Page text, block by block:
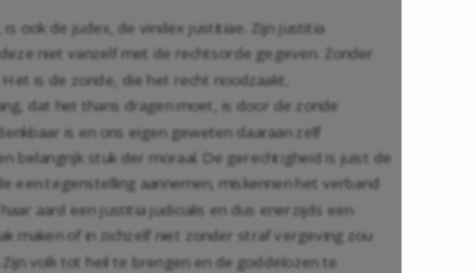
ook de judex, de vindex justitiae. Zijn justitia
niet vanzelf met de rechtsorde gegeven. Zonder
is de zonde, die het recht noodzaakt,
dat het thans dragen moet, is door de zonde
is en ons eigen geweten daaraan zelf
belangrijk stuk der moraal. De gerechtigheid is juist de
een tegenstelling aannemen, miskennen het verband
aard een justitia judicialis en dus enerzijds een
maken of in zichzelf niet zonder straf vergeving zou
volk tot heil te brengen en de goddelozen te